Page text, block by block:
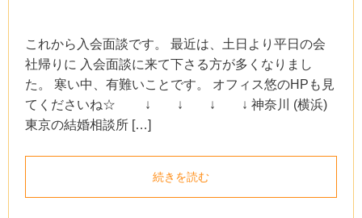
これから入会面談です。 最近は、土日より平日の会
社帰りに 入会面談に来て下さる方が多くなりまし
た。 寒い中、有難いことです。 オフィス悠のHPも見
てくださいね☆ ↓ ↓ ↓ ↓ 神奈川 (横浜)
東京の結婚相談所 […]
続きを読む